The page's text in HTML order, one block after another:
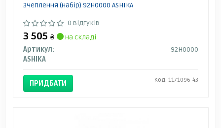
Зчеплення (набір) 92H0000 ASHIKA
0 відгуків
3 505 ₴
на складі
Артикул:
92H0000
ASHIKA
ПРИДБАТИ Код: 1171096-43